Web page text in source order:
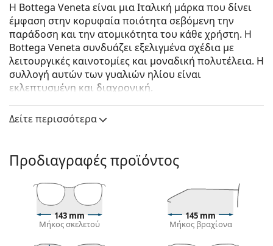
Η Bottega Veneta είναι μια Ιταλική μάρκα που δίνει
έμφαση στην κορυφαία ποιότητα σεβόμενη την
παράδοση και την ατομικότητα του κάθε χρήστη. Η
Bottega Veneta συνδυάζει εξελιγμένα σχέδια με
λειτουργικές καινοτομίες και μοναδική πολυτέλεια. Η
συλλογή αυτών των γυαλιών ηλίου είναι
εκλεπτυσμένη και διαχρονική.
Bottega Veneta BV1005S 001 53είναι γυναικεία
γυαλιά ηλίου.
με τη λειτουργία του Εικονικού καθρέφτη του
Lentiamo.
Σκελετός γυαλιών ηλίου
Το μαύρο χρώμα του σκελετού ταιριάζει απόλυτα
με το δροσερό χρώμα του δέρματος και τα ανοιχτά
Δείτε περισσότερα
Προδιαγραφές προϊόντος
143 mm
Μήκος σκελετού
145 mm
Μήκος βραχίονα